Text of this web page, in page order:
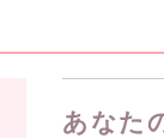
あなた